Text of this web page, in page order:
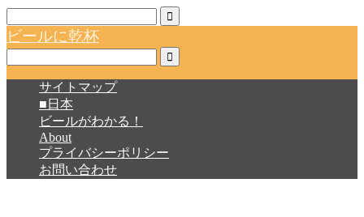
ビールに乾杯
サイトマップ
■日本
ビールがわかる！
About
プライバシーポリシー
お問い合わせ